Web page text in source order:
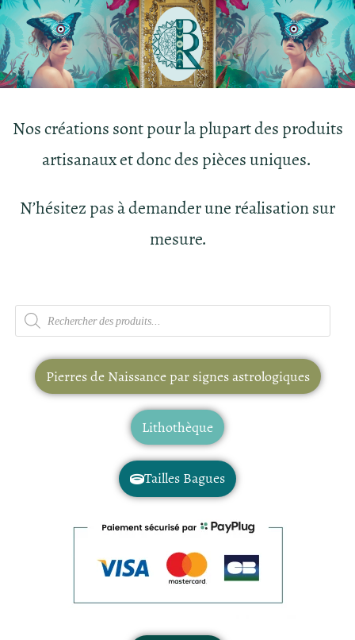
Nos créations sont pour la plupart des produits
artisanaux et donc des pièces uniques.
N’hésitez pas à demander une réalisation sur
mesure.
Pierres de Naissance par signes astrologiques
Lithothèque
Tailles Bagues